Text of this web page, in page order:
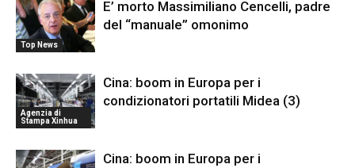
Top News
E’ morto Massimiliano Cencelli, padre
del “manuale” omonimo
Agenzia di
Stampa Xinhua
Cina: boom in Europa per i
condizionatori portatili Midea (3)
Cina: boom in Europa per i